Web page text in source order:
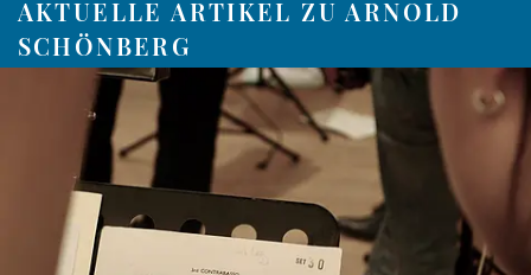
AKTUELLE ARTIKEL ZU ARNOLD
SCHÖNBERG